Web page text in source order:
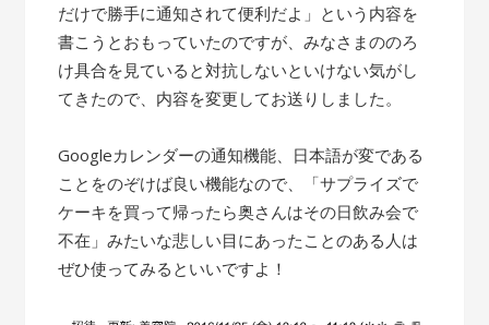
だけで勝手に通知されて便利だよ」という内容を
書こうとおもっていたのですが、みなさまののろ
け具合を見ていると対抗しないといけない気がし
てきたので、内容を変更してお送りしました。
Googleカレンダーの通知機能、日本語が変である
ことをのぞけば良い機能なので、「サプライズで
ケーキを買って帰ったら奥さんはその日飲み会で
不在」みたいな悲しい目にあったことのある人は
ぜひ使ってみるといいですよ！